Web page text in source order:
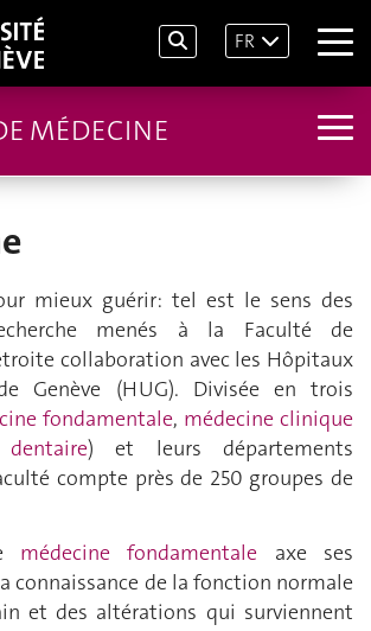
FR
MÉDECINE
mieux guérir: tel est le sens des
menés à la Faculté de
collaboration avec les Hôpitaux
Genève (HUG). Divisée en trois
fondamentale, médecine clinique
) et leurs départements
compte près de 250 groupes de
médecine fondamentale axe ses
connaissance de la fonction normale
et des altérations qui surviennent